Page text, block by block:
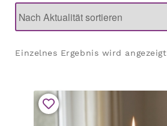
Einzelnes Ergebnis wird angezeigt